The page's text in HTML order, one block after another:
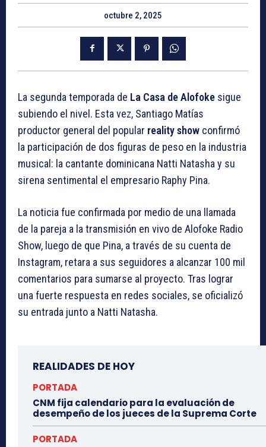
octubre 2, 2025
La segunda temporada de La Casa de Alofoke sigue
subiendo el nivel. Esta vez, Santiago Matías
productor general del popular reality show confirmó
la participación de dos figuras de peso en la industria
musical: la cantante dominicana Natti Natasha y su
sirena sentimental el empresario Raphy Pina.
La noticia fue confirmada por medio de una llamada
de la pareja a la transmisión en vivo de Alofoke Radio
Show, luego de que Pina, a través de su cuenta de
Instagram, retara a sus seguidores a alcanzar 100 mil
comentarios para sumarse al proyecto. Tras lograr
una fuerte respuesta en redes sociales, se oficializó
su entrada junto a Natti Natasha.
REALIDADES DE HOY
PORTADA
CNM fija calendario para la evaluación de
desempeño de los jueces de la Suprema Corte
PORTADA